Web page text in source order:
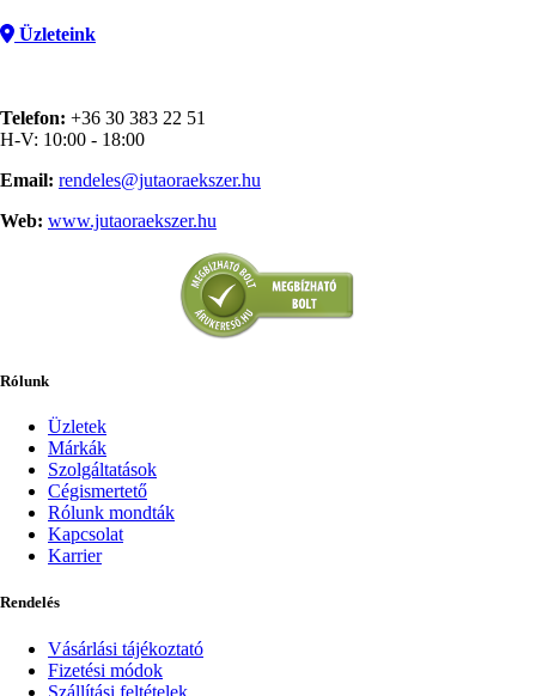
Üzleteink
Telefon: +36 30 383 22 51
H-V: 10:00 - 18:00
Email: rendeles@jutaoraekszer.hu
Web: www.jutaoraekszer.hu
Rólunk
Üzletek
Márkák
Szolgáltatások
Cégismertető
Rólunk mondták
Kapcsolat
Karrier
Rendelés
Vásárlási tájékoztató
Fizetési módok
Szállítási feltételek